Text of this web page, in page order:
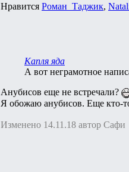
Нравится Роман_Таджик,
Капля яда
А вот неграмотное
Анубисов еще не встречали?
Я обожаю анубисов. Еще кто-
Изменено 14.11.18 автор Сафи